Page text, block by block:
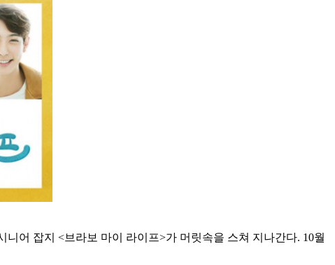
어 잡지 <브라보 마이 라이프>가 머릿속을 스쳐 지나간다. 10월